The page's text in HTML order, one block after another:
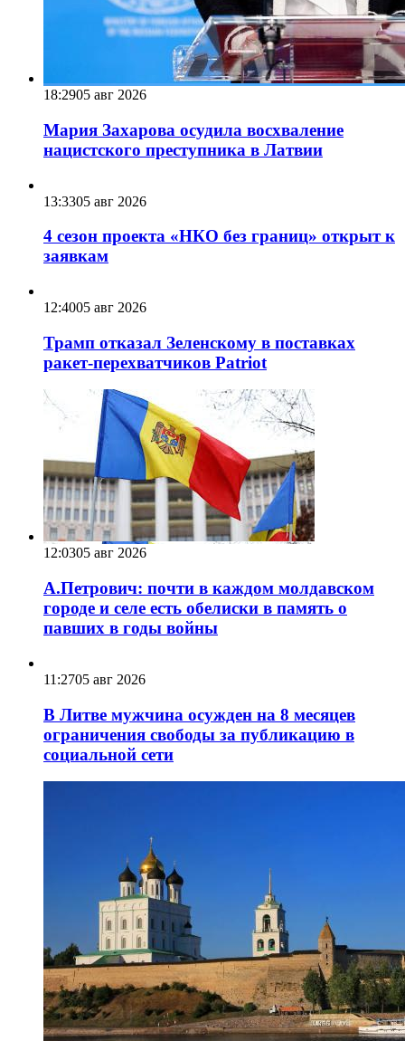
18:2905 авг 2026
Мария Захарова осудила восхваление
нацистского преступника в Латвии
13:3305 авг 2026
4 сезон проекта «НКО без границ» открыт к
заявкам
12:4005 авг 2026
Трамп отказал Зеленскому в поставках
ракет-перехватчиков Patriot
12:0305 авг 2026
А.Петрович: почти в каждом молдавском
городе и селе есть обелиски в память о
павших в годы войны
11:2705 авг 2026
В Литве мужчина осужден на 8 месяцев
ограничения свободы за публикацию в
социальной сети